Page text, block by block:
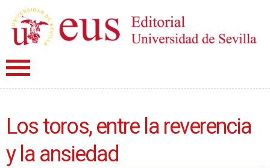
Los toros, entre la reverencia
y la ansiedad